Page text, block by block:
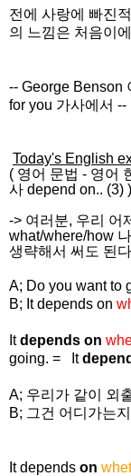
전에 사랑에 빠진
의 느낌은 처음이
-- George Benson
for you 가사에서 --
Today's English
( 영어 문법 - 영어
사 depend on.. (3) )
-> 여러분, 우리 어
what/where/how
생략해서 써도 된
A; Do you want to
B; It depends on
Itdepends on
going. = It
A; 우리가 같이 외
B; 그건 어디가는
It depends on